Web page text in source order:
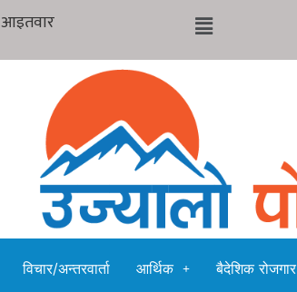
विचार/अन्तरवार्ता आर्थिक बैदेशिक रोजगार